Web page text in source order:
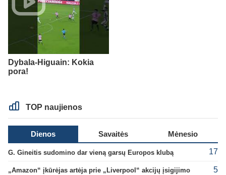
Dybala-Higuain: Kokia
pora!
TOP naujienos
Dienos Savaitės Mėnesio
G. Gineitis sudomino dar vieną garsų Europos klubą 17
„Amazon“ įkūrėjas artėja prie „Liverpool“ akcijų įsigijimo 5